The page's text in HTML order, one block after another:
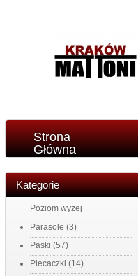
Strona
Główna
Kategorie
Poziom wyżej
Parasole (3)
Paski (57)
Plecaczki (14)